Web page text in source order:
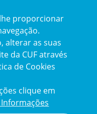
proporcionar
alterar as suas
da CUF através
de Cookies
clique em